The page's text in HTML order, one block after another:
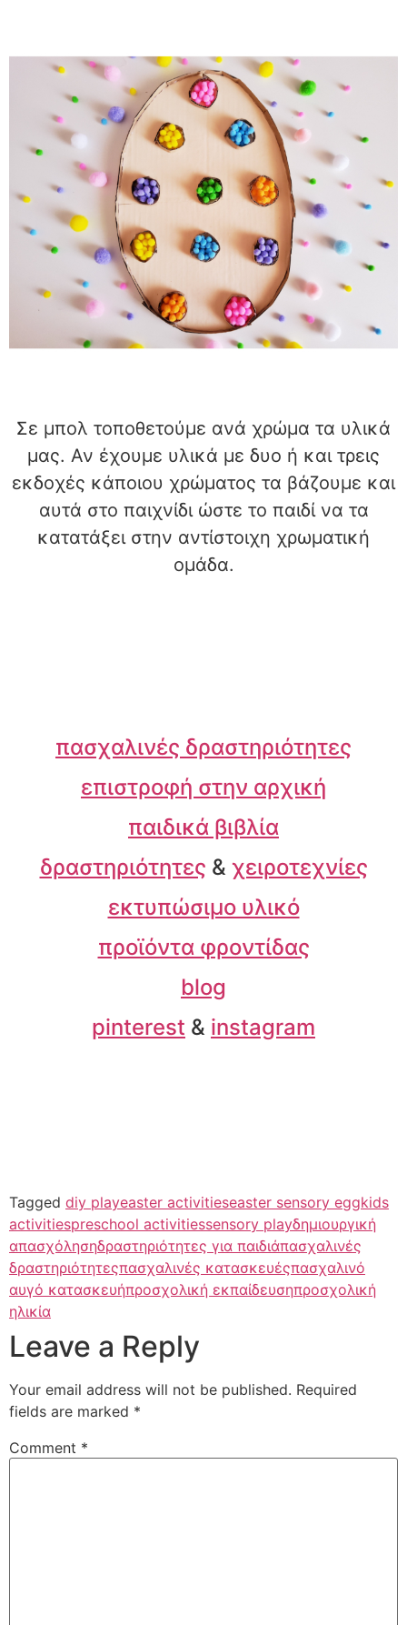
Σε μπολ τοποθετούμε ανά χρώμα τα υλικά
μας. Αν έχουμε υλικά με δυο ή και τρεις
εκδοχές κάποιου χρώματος τα βάζουμε και
αυτά στο παιχνίδι ώστε το παιδί να τα
κατατάξει στην αντίστοιχη χρωματική
ομάδα.
πασχαλινές δραστηριότητες
επιστροφή στην αρχική
παιδικά βιβλία
δραστηριότητες & χειροτεχνίες
εκτυπώσιμο υλικό
προϊόντα φροντίδας
blog
pinterest & instagram
Tagged diy playeaster activitieseaster sensory eggkids
activitiespreschool activitiessensory playδημιουργική
απασχόλησηδραστηριότητες για παιδιάπασχαλινές
δραστηριότητεςπασχαλινές κατασκευέςπασχαλινό
αυγό κατασκευήπροσχολική εκπαίδευσηπροσχολική
ηλικία
Leave a Reply
Your email address will not be published. Required
fields are marked *
Comment *